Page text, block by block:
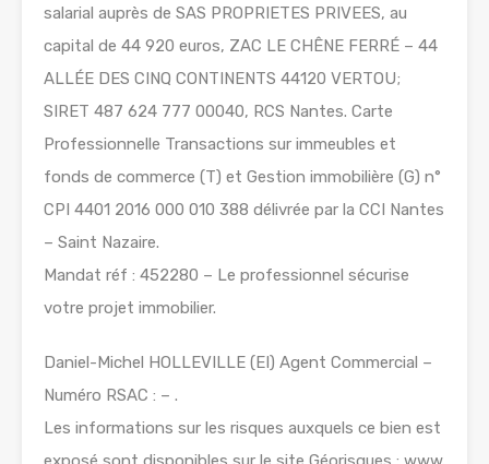
salarial auprès de SAS PROPRIETES PRIVEES, au
capital de 44 920 euros, ZAC LE CHÊNE FERRÉ – 44
ALLÉE DES CINQ CONTINENTS 44120 VERTOU;
SIRET 487 624 777 00040, RCS Nantes. Carte
Professionnelle Transactions sur immeubles et
fonds de commerce (T) et Gestion immobilière (G) n°
CPI 4401 2016 000 010 388 délivrée par la CCI Nantes
– Saint Nazaire.
Mandat réf : 452280 – Le professionnel sécurise
votre projet immobilier.
Daniel-Michel HOLLEVILLE (EI) Agent Commercial –
Numéro RSAC : – .
Les informations sur les risques auxquels ce bien est